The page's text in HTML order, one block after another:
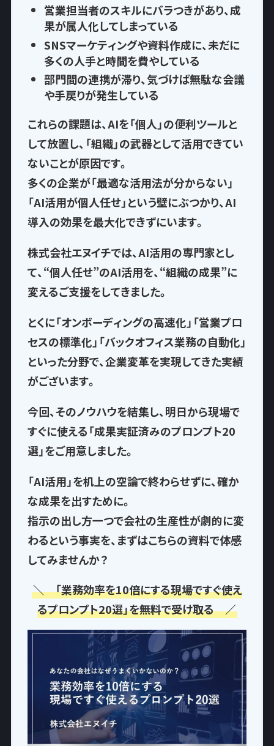
営業担当者のスキルにバラつきがあり、成
果が属人化してしまっている
SNSマーケティングや資料作成に、未だに
多くの人手と時間を費やしている
部門間の連携が滞り、気づけば無駄な会議
や手戻りが発生している
これらの課題は、AIを「個人」の便利ツールと
して放置し、 「組織」の武器として活用できてい
ないことが原因です。
多くの企業が「最適な活用法が分からない」
「AI活用が個人任せ」という壁にぶつかり、AI
導入の効果を最大化できずにいます。
株式会社エヌイチでは、AI活用の専門家とし
て、“個人任せ”のAI活用を、“組織の成果”に
変えるご支援をしてきました。
とくに「オンボーディングの高速化」「営業プロ
セスの標準化」「バックオフィス業務の自動化」
といった分野で、企業変革を実現してきた実績
がございます。
今回、そのノウハウを結集し、明日から現場で
すぐに使える「成果実証済みのプロンプト20
選」をご用意しました。
「AI活用」を机上の空論で終わらせずに、確か
な成果を出すために。
指示の出し方一つで会社の生産性が劇的に変
わるという事実を、まずはこちらの資料で体感
してみませんか？
＼ 「業務効率を10倍にする現場ですぐ使え
るプロンプト20選」を無料で受け取る ／